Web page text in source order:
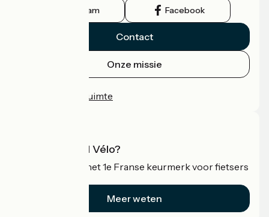
Instagram Facebook
Contact
Onze missie
Professionele ruimte
Wat is Accueil Vélo?
Accueil Vélo is het 1e Franse keurmerk voor fietsers
Meer weten